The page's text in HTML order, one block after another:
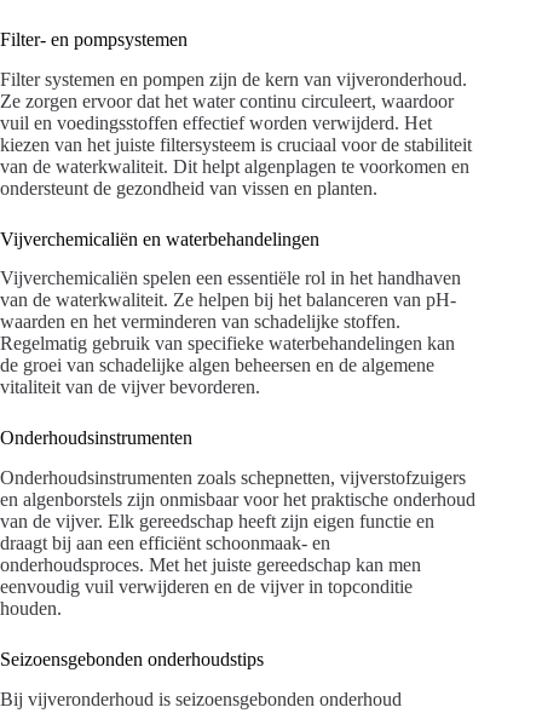
Filter- en pompsystemen
Filter systemen en pompen zijn de kern van vijveronderhoud.
Ze zorgen ervoor dat het water continu circuleert, waardoor
vuil en voedingsstoffen effectief worden verwijderd. Het
kiezen van het juiste filtersysteem is cruciaal voor de stabiliteit
van de waterkwaliteit. Dit helpt algenplagen te voorkomen en
ondersteunt de gezondheid van vissen en planten.
Vijverchemicaliën en waterbehandelingen
Vijverchemicaliën spelen een essentiële rol in het handhaven
van de waterkwaliteit. Ze helpen bij het balanceren van pH-
waarden en het verminderen van schadelijke stoffen.
Regelmatig gebruik van specifieke waterbehandelingen kan
de groei van schadelijke algen beheersen en de algemene
vitaliteit van de vijver bevorderen.
Onderhoudsinstrumenten
Onderhoudsinstrumenten zoals schepnetten, vijverstofzuigers
en algenborstels zijn onmisbaar voor het praktische onderhoud
van de vijver. Elk gereedschap heeft zijn eigen functie en
draagt bij aan een efficiënt schoonmaak- en
onderhoudsproces. Met het juiste gereedschap kan men
eenvoudig vuil verwijderen en de vijver in topconditie
houden.
Seizoensgebonden onderhoudstips
Bij vijveronderhoud is seizoensgebonden onderhoud